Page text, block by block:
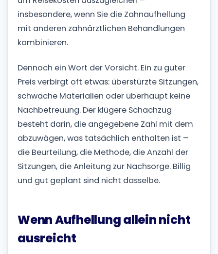
insbesondere, wenn Sie die Zahnaufhellung
mit anderen zahnärztlichen Behandlungen
kombinieren.
Dennoch ein Wort der Vorsicht. Ein zu guter
Preis verbirgt oft etwas: überstürzte Sitzungen,
schwache Materialien oder überhaupt keine
Nachbetreuung. Der klügere Schachzug
besteht darin, die angegebene Zahl mit dem
abzuwägen, was tatsächlich enthalten ist –
die Beurteilung, die Methode, die Anzahl der
Sitzungen, die Anleitung zur Nachsorge. Billig
und gut geplant sind nicht dasselbe.
Wenn Aufhellung allein nicht
ausreicht